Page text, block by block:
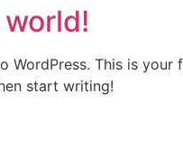
WordPress. This is
start writing!